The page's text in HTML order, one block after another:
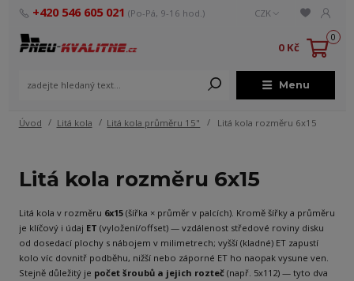
Menu
CZK
+420 546 605 021 (Po-Pá, 9-16 hod.)
0
0 Kč
Úvod Litá kola Litá kola průměru 15" Litá kola rozměru 6x15
Litá kola rozměru 6x15
Litá kola v rozměru 6x15(šířka × průměr v palcích). Kromě šířky a průměru
je klíčový i údaj ET (vyložení/offset) — vzdálenost středové roviny disku
od dosedací plochy s nábojem v milimetrech; vyšší (kladné) ET zapustí
kolo víc dovnitř podběhu, nižší nebo záporné ET ho naopak vysune ven.
Stejně důležitý je počet šroubů a jejich rozteč(např. 5x112) — tyto dva